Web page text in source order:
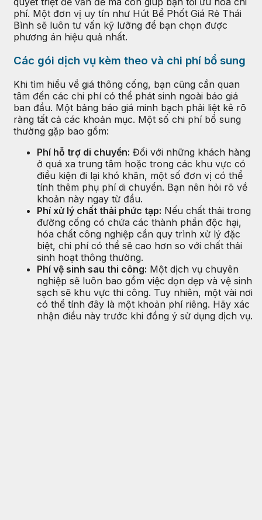
phí. Một đơn vị uy tín như Hút Bể Phốt Giá Rẻ Thái
Bình sẽ luôn tư vấn kỹ lưỡng để bạn chọn được
phương án hiệu quả nhất.
Các gói dịch vụ kèm theo và chi phí bổ sung
Khi tìm hiểu về giá thông cống, bạn cũng cần quan
tâm đến các chi phí có thể phát sinh ngoài báo giá
ban đầu. Một bảng báo giá minh bạch phải liệt kê rõ
ràng tất cả các khoản mục. Một số chi phí bổ sung
thường gặp bao gồm:
Phí hỗ trợ di chuyển: Đối với những khách hàng
ở quá xa trung tâm hoặc trong các khu vực có
điều kiện đi lại khó khăn, một số đơn vị có thể
tính thêm phụ phí di chuyển. Bạn nên hỏi rõ về
khoản này ngay từ đầu.
Phí xử lý chất thải phức tạp: Nếu chất thải trong
đường cống có chứa các thành phần độc hại,
hóa chất công nghiệp cần quy trình xử lý đặc
biệt, chi phí có thể sẽ cao hơn so với chất thải
sinh hoạt thông thường.
Phí vệ sinh sau thi công: Một dịch vụ chuyên
nghiệp sẽ luôn bao gồm việc dọn dẹp và vệ sinh
sạch sẽ khu vực thi công. Tuy nhiên, một vài nơi
có thể tính đây là một khoản phí riêng. Hãy xác
nhận điều này trước khi đồng ý sử dụng dịch vụ.